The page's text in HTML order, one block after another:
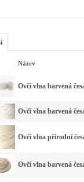
Název
Ovčí vlna barvená
Ovčí vlna barvená
Ovčí vlna přírodní
Ovčí vlna barvená